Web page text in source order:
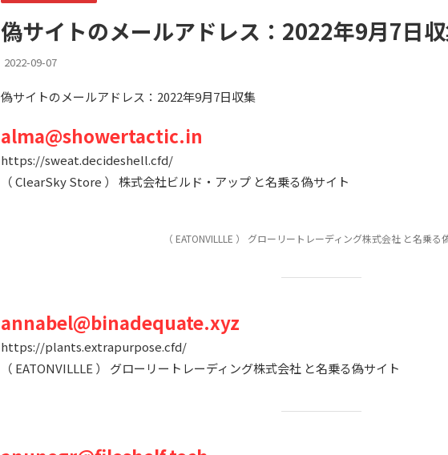
偽サイトのメールアドレス：2022年9月7日
2022-09-07
偽サイトのメールアドレス：2022年9月7日収集
alma@showertactic.in
https://sweat.decideshell.cfd/
（ ClearSky Store ） 株式会社ビルド・アップ と名乗る偽サイト
（ EATONVILLLE ） グローリートレーディング株式会社 と名乗る
annabel@binadequate.xyz
https://plants.extrapurpose.cfd/
（ EATONVILLLE ） グローリートレーディング株式会社 と名乗る偽サイト